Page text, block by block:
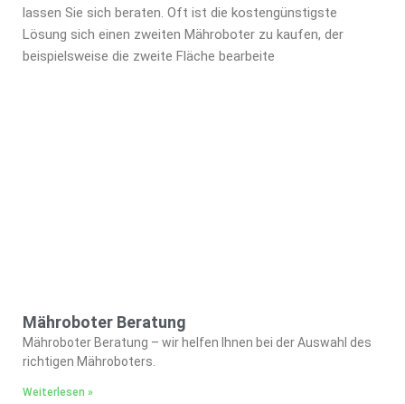
lassen Sie sich beraten. Oft ist die kostengünstigste
Lösung sich einen zweiten Mähroboter zu kaufen, der
beispielsweise die zweite Fläche bearbeite
Mähroboter Beratung
Mähroboter Beratung – wir helfen Ihnen bei der Auswahl des
richtigen Mähroboters.
Weiterlesen »